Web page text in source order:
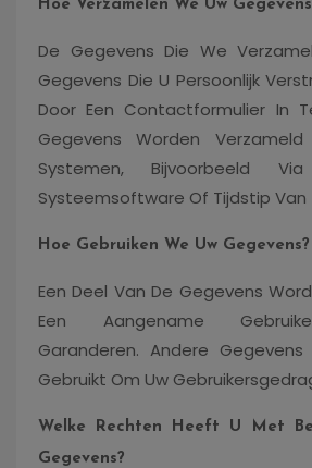
Hoe Verzamelen We Uw
De Gegevens Die We
Gegevens Die U Persoonlijk
Door Een Contactformulier In
Gegevens Worden
Systemen, Bijvoorbeeld
Systeemsoftware Of Tijdstip Van
Hoe Gebruiken We Uw Gegevens?
Een Deel Van De Gegevens
Een Aangename
Garanderen. Andere Gegevens
Gebruikt Om Uw
Welke Rechten Heeft U Met
Gegevens?